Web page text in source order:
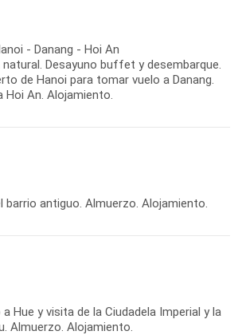
- Danang - Hoi An
Desayuno buffet y desembarque.
de Hanoi para tomar vuelo a Danang.
Hoi An. Alojamiento.
barrio antiguo. Almuerzo. Alojamiento.
Hue y visita de la Ciudadela Imperial y la
Almuerzo. Alojamiento.